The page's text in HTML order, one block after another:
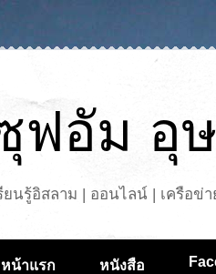
ฟอัม อุ
ยนรู้อิสลาม | ออนไลน์ | เครือข่
หน้าแรก หนังสือ